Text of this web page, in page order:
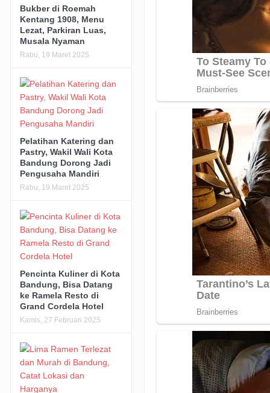
Bukber di Roemah
Kentang 1908, Menu
Lezat, Parkiran Luas,
Musala Nyaman
Rabu, 19 Maret 2025
Pelatihan Katering dan
Pastry, Wakil Wali Kota
Bandung Dorong Jadi
Pengusaha Mandiri
Rabu, 19 Maret 2025
Pencinta Kuliner di Kota
Bandung, Bisa Datang
ke Ramela Resto di
Grand Cordela Hotel
Kamis, 27 Februari 2025